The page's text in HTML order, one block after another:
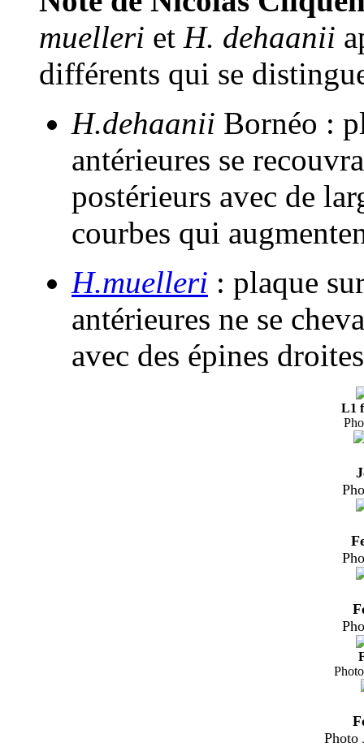
muelleri et H. dehaanii
différents qui se
H.dehaanii Bornéo :
antérieures se
postérieurs avec de
courbes qui
H.muelleri : plaque
antérieures ne se
avec des épines
L1
Photo